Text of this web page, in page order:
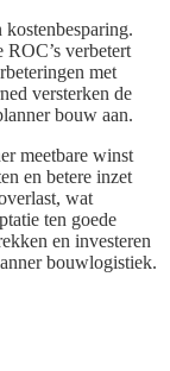
verbetert
met
versterken de
bouw aan.
meetbare winst
en betere inzet
wat
ten goede
en investeren
bouwlogistiek.